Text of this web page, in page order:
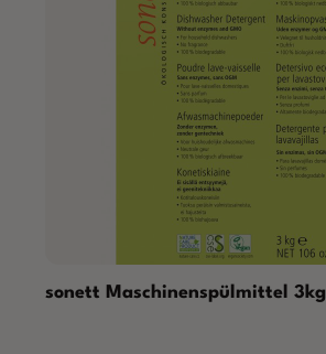
sonett Maschinenspülmittel 3kg